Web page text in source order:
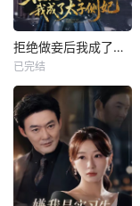
拒绝做妾后我成了太子侧妃
已完结